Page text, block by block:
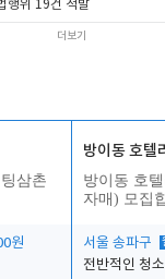
행위 19건 적발
더보기
삼촌
원
방이동 호텔
방이동 호
자매) 모집
서울 송파구